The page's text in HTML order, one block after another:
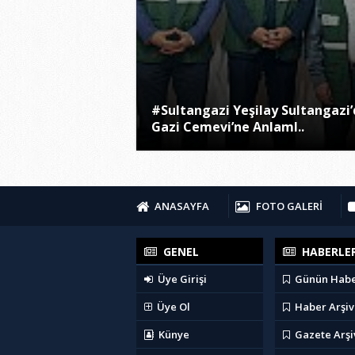
#Sultangazi Yeşilay
Gazi Cemevi’ne Anlaml..
ANASAYFA FOTO GALERİ
GENEL
Üye Girişi
Üye Ol
Künye
Günün
Haber
Gazete